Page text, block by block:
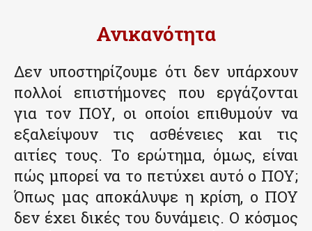
Ανικανότητα
Δεν υποστηρίζουμε ότι δεν υπάρχουν
πολλοί επιστήμονες που εργάζονται
για τον ΠΟΥ, οι οποίοι επιθυμούν να
εξαλείψουν τις ασθένειες και τις
αιτίες τους. Το ερώτημα, όμως, είναι
πώς μπορεί να το πετύχει αυτό ο ΠΟΥ;
Όπως μας αποκάλυψε η κρίση, ο ΠΟΥ
δεν έχει δικές του δυνάμεις. Ο κόσμος